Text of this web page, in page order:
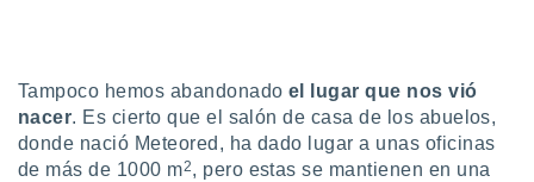
crear un
Tampoco hemos abandonado el lugar que nos vió
nacer. Es cierto que el salón de casa de los abuelos,
donde nació Meteored, ha dado lugar a unas oficinas
de más de 1000 m2, pero estas se mantienen en una